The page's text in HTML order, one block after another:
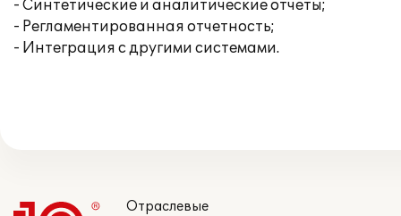
- Синтетические и аналитические отчеты;
- Регламентированная отчетность;
- Интеграция с другими системами.
Отраслевые